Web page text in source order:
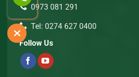
0973 081 291
Tel: 0274 627 0400
Follow Us